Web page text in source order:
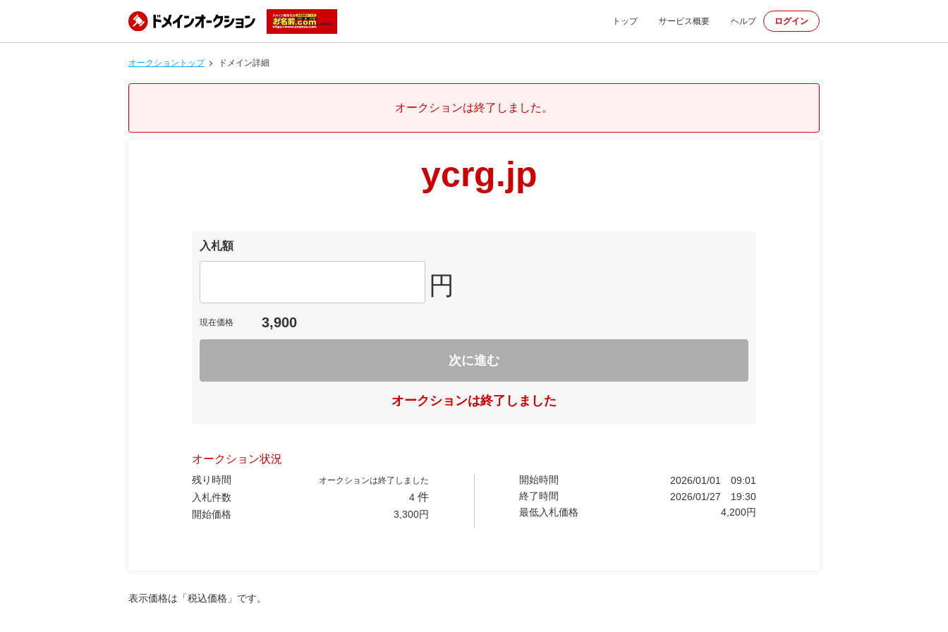
トップ サービス概要 ヘルプ ログイン
オークショントップ ドメイン詳細
オークションは終了しました。
ycrg.jp
入札額
円
現在価格 3,900
次に進む
オークションは終了しました
オークション状況
残り時間 オークションは終了しました
入札件数 4 件
開始価格 3,300円
開始時間 2026/01/01
09:01
終了時間
2026/01/27
19:30
最低入札価格
4,200円
表示価格は「税込価格」です。